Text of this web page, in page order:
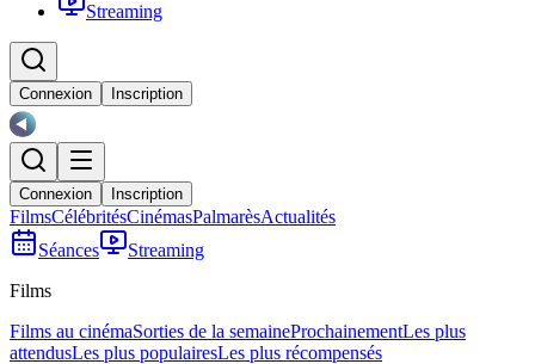
Streaming
Connexion Inscription
Connexion Inscription
FilmsCélébritésCinémasPalmarèsActualités
Séances
Streaming
Films
Films au cinémaSorties de la semaineProchainementLes plus
attendusLes plus populairesLes plus récompensés